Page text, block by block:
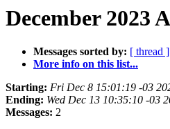
December 2023
Messages sorted by: [ thread ]
More info on this list...
Starting: Fri Dec 8 15:01:19 -03
Ending: Wed Dec 13 10:35:10 -03
Messages: 2